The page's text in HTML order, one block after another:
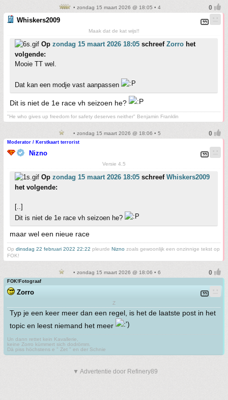
• zondag 15 maart 2026 @ 18:05 • 4
Whiskers2009
Maak dat de kat wijs!!
Op zondag 15 maart 2026 18:05 schreef Zorro het
volgende:
Mooie TT wel.
Dat kan een modje vast aanpassen
Dit is niet de 1e race vh seizoen he?
"He who gives up freedom for safety deserves neither" Benjamin Franklin
• zondag 15 maart 2026 @ 18:06 • 5
Moderator / Kerstkaart terrorist
Nizno
Versie 4.5
Op zondag 15 maart 2026 18:05 schreef Whiskers2009
het volgende:
[..]
Dit is niet de 1e race vh seizoen he?
maar wel een nieue race
Op dinsdag 22 februari 2022 22:22 pleurde Nizno zoals gewoonlijk een onzinnige tekst op
FOK!
• zondag 15 maart 2026 @ 18:06 • 6
FOK!Fotograaf
Zorro
Z
Typ je een keer meer dan een regel, is het de laatste post in het
topic en leest niemand het meer
Un dann rettet kein Kavallerie,
keine Zorro kümmert sich dodrömm.
Dä piss höchstens e " Zet " en der Schnie
▼ Advertentie door Refinery89